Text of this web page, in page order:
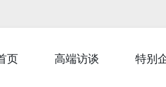
页 高端访谈 特别